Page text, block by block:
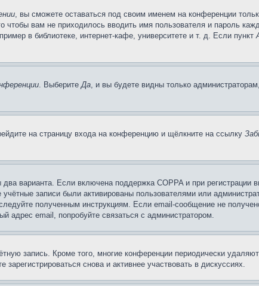
, вы сможете оставаться под своим именем на конференции
чтобы вам не приходилось вводить имя пользователя и пароль
в библиотеке, интернет-кафе, университете и т. д. Если пункт
. ВыберитеДа, и вы будете видны только
на страницу входа на конференцию и щёлкните на ссылку
варианта. Если включена поддержка COPPA и при регистрации
записи были активированы пользователями или
полученным инструкциям. Если email-сообщение не
адрес email, попробуйте связаться с администратором.
запись. Кроме того, многие конференции периодически
снова и активнее участвовать в дискуссиях.